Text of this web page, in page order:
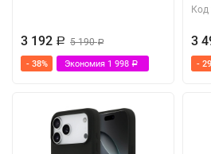
3 192 Р 5 190Р
- 38% Экономия 1 998 Р
Код
3
-